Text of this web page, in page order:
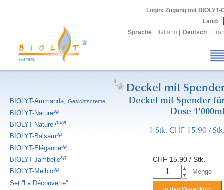
Login: Zugang mit BIOLYT-
Land:
Sprache: Italiano Deutsch
BIOLYT-Ammanda, Gesichtscreme
BIOLYT-Naturesp
BIOLYT-Naturepure
BIOLYT-Balsamsp
BIOLYT-Elégancesp
BIOLYT-Jambellesp
BIOLYT-Melbiosp
Set ''La Découverte''
Deckel mit
Deckel mit Spender
Dose
1 Stk. CHF 15.90 /
CHF 15.90 / Stk.
Menge